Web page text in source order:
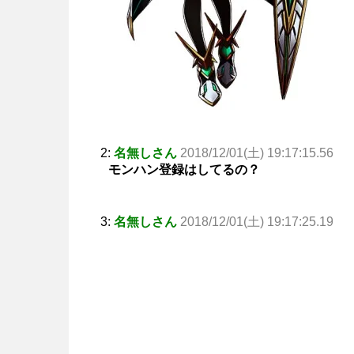
2: 名無しさん 2018/12/01(土) 19:17:15.56
モンハン登録はしてるの？
3: 名無しさん 2018/12/01(土) 19:17:25.19